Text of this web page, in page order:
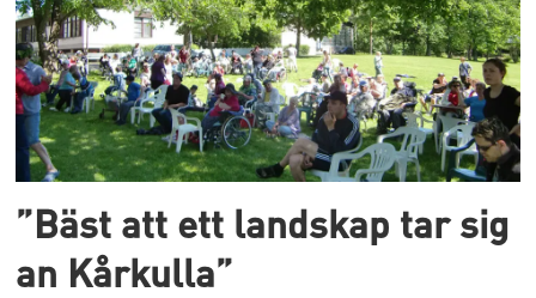
”Bäst att ett landskap tar sig
an Kårkulla”